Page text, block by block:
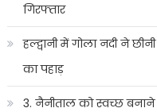
गिरफ्तार
हल्द्वानी में गोला नदी ने
का पहाड़
3. नैनीताल को स्वच्छ बनाने